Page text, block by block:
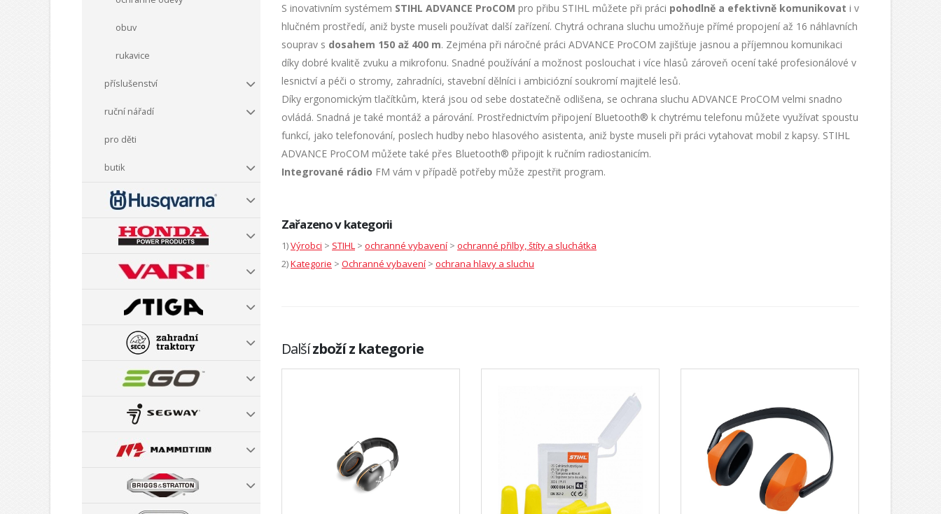
obuv
rukavice
příslušenství
ruční nářadí
pro děti
butik
S inovativním systémem STIHL ADVANCE ProCOM pro přibu STIHL můžete při práci pohodlně a efektivně komunikovat i v
hlučném prostředí, aniž byste museli používat další zařízení. Chytrá ochrana sluchu umožňuje přímé propojení až 16 náhlavních
souprav s dosahem 150 až 400 m. Zejména při náročné práci ADVANCE ProCOM zajišťuje jasnou a příjemnou komunikaci
díky dobré kvalitě zvuku a mikrofonu. Snadné používání a možnost poslouchat i více hlasů zároveň ocení také profesionálové v
lesnictví a péči o stromy, zahradníci, stavební dělníci i ambiciózní soukromí majitelé lesů.
Díky ergonomickým tlačítkům, která jsou od sebe dostatečně odlišena, se ochrana sluchu ADVANCE ProCOM velmi snadno
ovládá. Snadná je také montáž a párování. Prostřednictvím připojení Bluetooth® k chytrému telefonu můžete využívat spoustu
funkcí, jako telefonování, poslech hudby nebo hlasového asistenta, aniž byste museli při práci vytahovat mobil z kapsy. STIHL
ADVANCE ProCOM můžete také přes Bluetooth® připojit k ručním radiostanicím.
Integrované rádio FM vám v případě potřeby může zpestřit program.
Zařazeno v kategorii
1)Výrobci > STIHL > ochranné vybavení > ochranné přilby, štíty a sluchátka
2)Kategorie > Ochranné vybavení > ochrana hlavy a sluchu
Dalšízboží z kategorie